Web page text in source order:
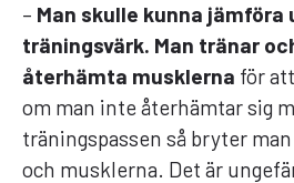
– Man skulle kunna
träningsvärk. Man tränar
återhämta musklerna för
om man inte återhämtar sig
träningspassen så bryter
och musklerna. Det är